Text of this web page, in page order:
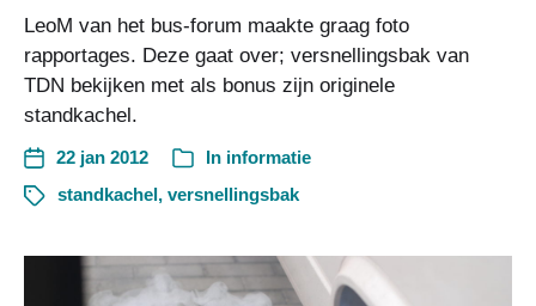
LeoM van het bus-forum maakte graag foto
rapportages. Deze gaat over; versnellingsbak van
TDN bekijken met als bonus zijn originele
standkachel.
22 jan 2012 In informatie
standkachel, versnellingsbak